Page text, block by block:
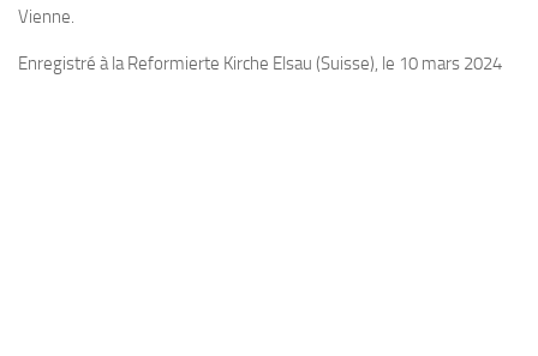
Vienne.
Enregistré à la Reformierte Kirche Elsau (Suisse), le 10 mars 2024